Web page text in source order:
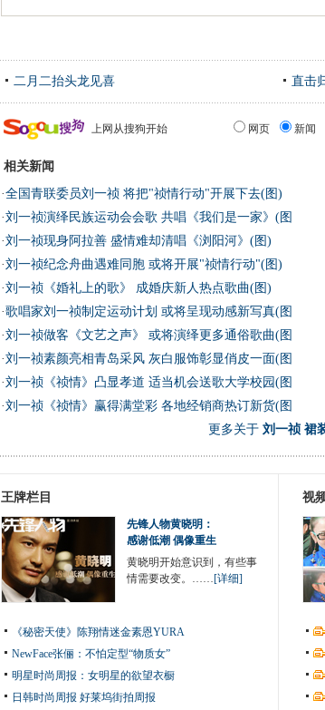
二月二抬头龙见喜 直击
上网从搜狗开始 网页 新闻
相关新闻
·全国青联委员刘一祯 将把"祯情行动"开展下去(图)
·刘一祯演绎民族运动会会歌 共唱《我们是一家》(图
·刘一祯现身阿拉善 盛情难却清唱《浏阳河》(图)
·刘一祯纪念舟曲遇难同胞 或将开展"祯情行动"(图)
·刘一祯《婚礼上的歌》 成婚庆新人热点歌曲(图)
·歌唱家刘一祯制定运动计划 或将呈现动感新写真(图
·刘一祯做客《文艺之声》 或将演绎更多通俗歌曲(图
·刘一祯素颜亮相青岛采风 灰白服饰彰显俏皮一面(图
·刘一祯《祯情》凸显孝道 适当机会送歌大学校园(图
·刘一祯《祯情》赢得满堂彩 各地经销商热订新货(图
更多关于 刘一祯 裙
王牌栏目
先锋人物黄晓明：
感谢低潮 偶像重生
黄晓明开始意识到，有些事
情需要改变。……[详细]
《秘密天使》陈翔情迷金素恩YURA
NewFace张俪：不怕定型“物质女”
明星时尚周报：女明星的欲望衣橱
日韩时尚周报 好莱坞街拍周报
视